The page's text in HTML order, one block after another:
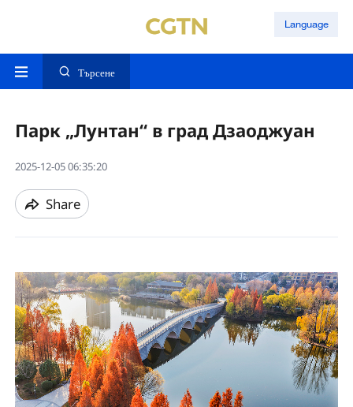
Language
Търсене
Парк „Лунтан“ в град Дзаоджуан
2025-12-05 06:35:20
Share